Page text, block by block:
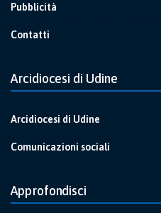
Pubblicità
Contatti
Arcidiocesi di Udine
Arcidiocesi di Udine
Comunicazioni sociali
Approfondisci